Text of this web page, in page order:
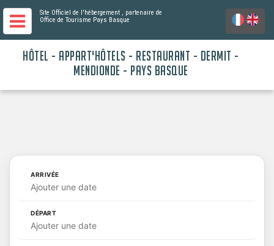
Site Officiel de l'hébergement , partenaire de
Office de Tourisme Pays Basque
HÔTEL - APPART'HÔTELS - RESTAURANT - DERMIT -
MENDIONDE - PAYS BASQUE
ARRIVÉE
Ajouter une date
DÉPART
Ajouter une date